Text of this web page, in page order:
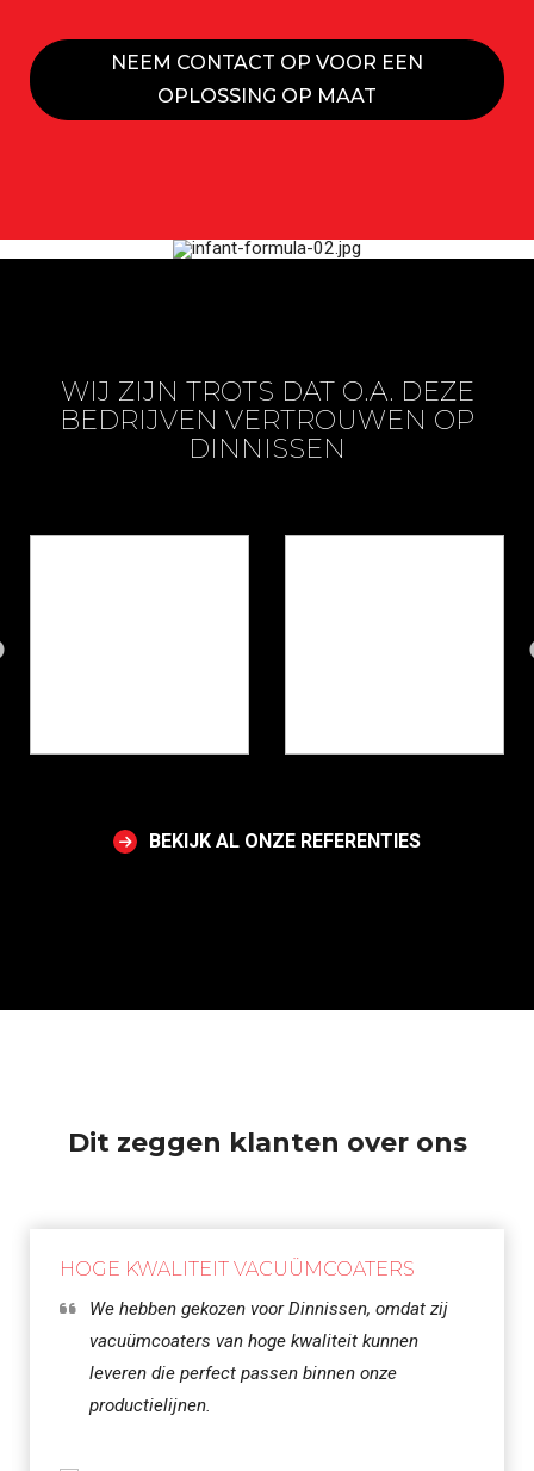
NEEM CONTACT OP VOOR EEN
OPLOSSING OP MAAT
WIJ ZIJN TROTS DAT O.A. DEZE
BEDRIJVEN VERTROUWEN OP
DINNISSEN
BEKIJK AL ONZE REFERENTIES
Dit zeggen klanten over ons
HOGE KWALITEIT VACUÜMCOATERS
We hebben gekozen voor Dinnissen, omdat zij
vacuümcoaters van hoge kwaliteit kunnen
leveren die perfect passen binnen onze
productielijnen.